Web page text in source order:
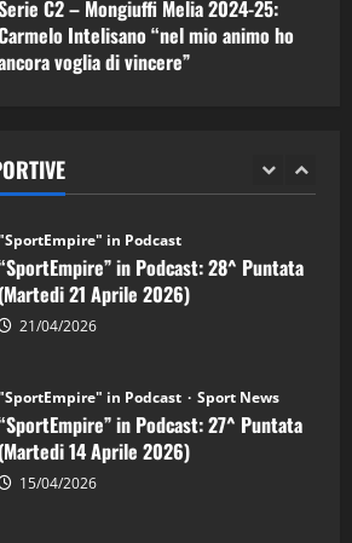
C2 – Mongiuffi Melia 2024-25:
Intelisano “nel mio animo ho
voglia di vincere”
28/04/2026
21/04/2026
in Podcast
in Podcast: 27^ Puntata
(Martedi 14 Aprile 2026)
15/04/2026
in Podcast
in Podcast: 26^ Puntata
(Martedi 07 Aprile 2026)
08/04/2026